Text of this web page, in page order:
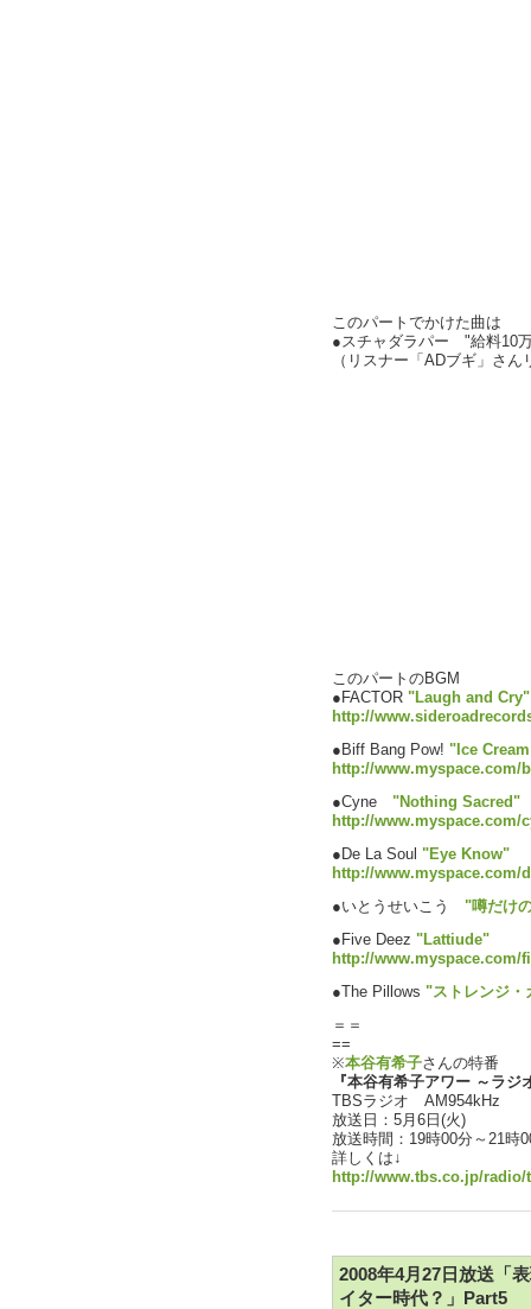
このパートでかけた曲は
●スチャダラパー "給料10
（リスナー「ADブギ」さん
このパートのBGM
●FACTOR "Laugh and Cry"
http://
●Biff Bang Pow! "Ice
http://www.myspace.com/
●Cyne "Nothing Sacred"
http://www.myspace.com/
●De La Soul "Eye Know"
http://www.myspace.com/
●いとうせいこう "噂だけ
●Five Deez "Lattiude"
http://www.myspace.com/
●The Pillows "ストレンジ・
＝＝
==
※本谷有希子さんの特番
『本谷有希子アワー ～ラ
TBSラジオ AM954kHz
放送日：5月6日(火)
放送時間：19時00分～21時
詳しくは↓
http://www.tbs.co.jp/radio/
2008年4月27日放送「
イター時代？」Part5